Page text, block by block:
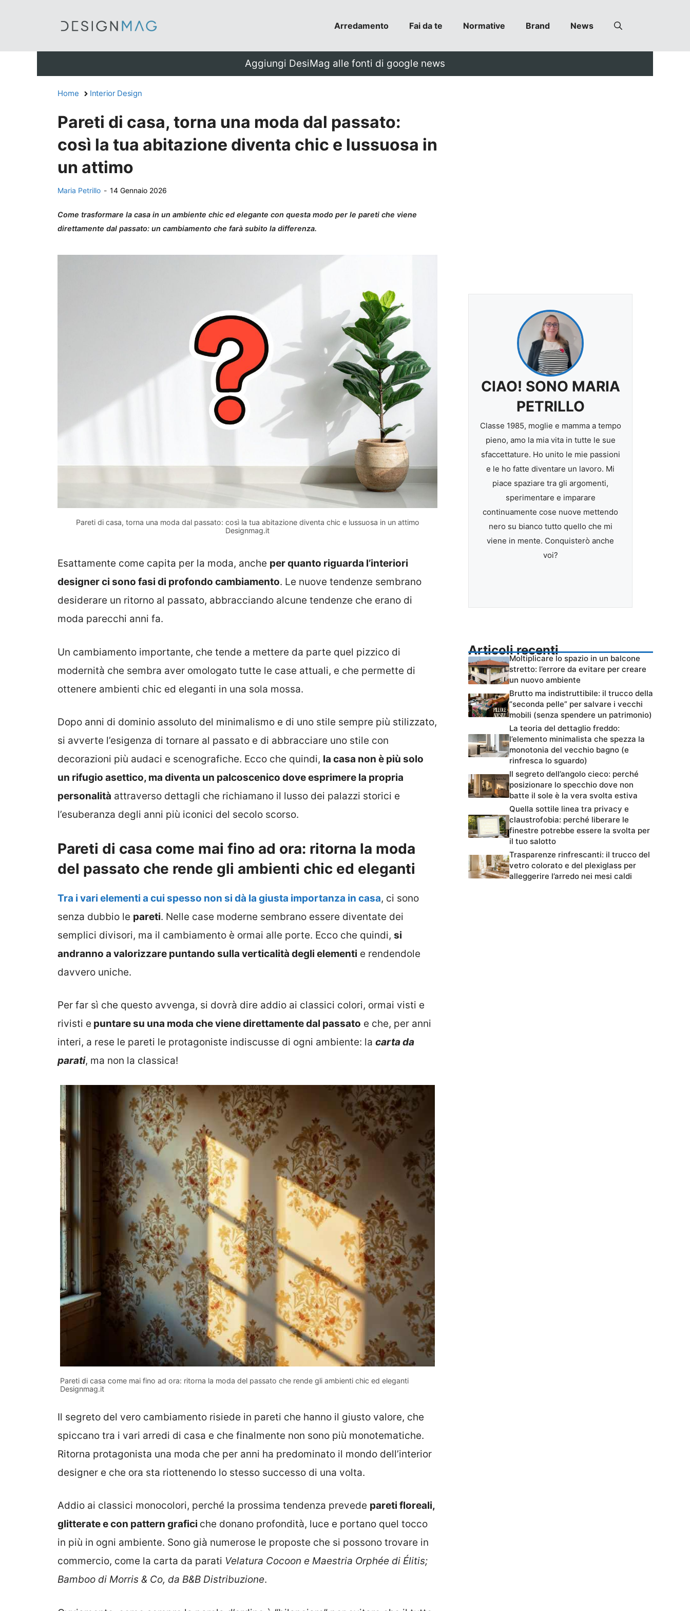
Arredamento Fai da te Normative Brand News
Aggiungi DesiMag alle fonti di google news
Home Interior Design
Pareti di casa, torna una moda dal passato:
così la tua abitazione diventa chic e lussuosa in
un attimo
Maria Petrillo - 14 Gennaio 2026
Come trasformare la casa in un ambiente chic ed elegante con questa modo per le pareti che viene
direttamente dal passato: un cambiamento che farà subito la differenza.
Pareti di casa, torna una moda dal passato: così la tua abitazione diventa chic e lussuosa in un attimo
Designmag.it
Esattamente come capita per la moda, anche per quanto riguarda l’interiori
designer ci sono fasi di profondo cambiamento. Le nuove tendenze sembrano
desiderare un ritorno al passato, abbracciando alcune tendenze che erano di
moda parecchi anni fa.
Un cambiamento importante, che tende a mettere da parte quel pizzico di
modernità che sembra aver omologato tutte le case attuali, e che permette di
ottenere ambienti chic ed eleganti in una sola mossa.
Dopo anni di dominio assoluto del minimalismo e di uno stile sempre più stilizzato,
si avverte l’esigenza di tornare al passato e di abbracciare uno stile con
decorazioni più audaci e scenografiche. Ecco che quindi, la casa non è più solo
un rifugio asettico, ma diventa un palcoscenico dove esprimere la propria
personalità attraverso dettagli che richiamano il lusso dei palazzi storici e
l’esuberanza degli anni più iconici del secolo scorso.
Pareti di casa come mai fino ad ora: ritorna la moda
del passato che rende gli ambienti chic ed eleganti
Tra i vari elementi a cui spesso non si dà la giusta importanza in casa, ci sono
senza dubbio le pareti. Nelle case moderne sembrano essere diventate dei
semplici divisori, ma il cambiamento è ormai alle porte. Ecco che quindi, si
andranno a valorizzare puntando sulla verticalità degli elementi e rendendole
davvero uniche.
Per far sì che questo avvenga, si dovrà dire addio ai classici colori, ormai visti e
rivisti e puntare su una moda che viene direttamente dal passato e che, per anni
interi, a rese le pareti le protagoniste indiscusse di ogni ambiente: la carta da
parati, ma non la classica!
Pareti di casa come mai fino ad ora: ritorna la moda del passato che rende gli ambienti chic ed eleganti
Designmag.it
Il segreto del vero cambiamento risiede in pareti che hanno il giusto valore, che
spiccano tra i vari arredi di casa e che finalmente non sono più monotematiche.
Ritorna protagonista una moda che per anni ha predominato il mondo dell’interior
designer e che ora sta riottenendo lo stesso successo di una volta.
Addio ai classici monocolori, perché la prossima tendenza prevede pareti floreali,
glitterate e con pattern grafici che donano profondità, luce e portano quel tocco
in più in ogni ambiente. Sono già numerose le proposte che si possono trovare in
commercio, come la carta da parati Velatura Cocoon e Maestria Orphée di Élitis;
Bamboo di Morris & Co, da B&B Distribuzione.
CIAO! SONO MARIA
PETRILLO
Classe 1985, moglie e mamma a tempo
pieno, amo la mia vita in tutte le sue
sfaccettature. Ho unito le mie passioni
e le ho fatte diventare un lavoro. Mi
piace spaziare tra gli argomenti,
sperimentare e imparare
continuamente cose nuove mettendo
nero su bianco tutto quello che mi
viene in mente. Conquisterò anche
voi?
Articoli recenti
Moltiplicare lo spazio in un balcone
stretto: l’errore da evitare per creare
un nuovo ambiente
Brutto ma indistruttibile: il trucco della
“seconda pelle” per salvare i vecchi
mobili (senza spendere un patrimonio)
La teoria del dettaglio freddo:
l’elemento minimalista che spezza la
monotonia del vecchio bagno (e
rinfresca lo sguardo)
Il segreto dell’angolo cieco: perché
posizionare lo specchio dove non
batte il sole è la vera svolta estiva
Quella sottile linea tra privacy e
claustrofobia: perché liberare le
finestre potrebbe essere la svolta per
il tuo salotto
Trasparenze rinfrescanti: il trucco del
vetro colorato e del plexiglass per
alleggerire l’arredo nei mesi caldi